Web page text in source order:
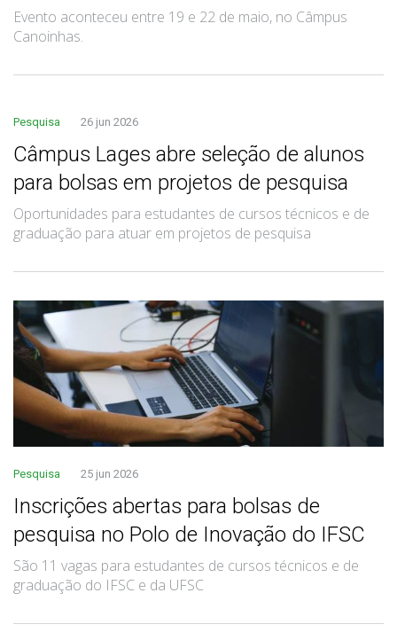
Evento aconteceu entre 19 e 22 de maio, no Câmpus
Canoinhas.
Pesquisa 26 jun 2026
Câmpus Lages abre seleção de alunos
para bolsas em projetos de pesquisa
Oportunidades para estudantes de cursos técnicos e de
graduação para atuar em projetos de pesquisa
Pesquisa 25 jun 2026
Inscrições abertas para bolsas de
pesquisa no Polo de Inovação do IFSC
São 11 vagas para estudantes de cursos técnicos e de
graduação do IFSC e da UFSC